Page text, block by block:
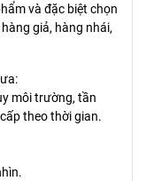
và đặc biệt chọn
giả, hàng nhái,
môi trường, tần
theo thời gian.